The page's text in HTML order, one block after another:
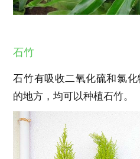
石竹
石竹有吸收二氧化硫和氯
的地方，均可以种植石竹。